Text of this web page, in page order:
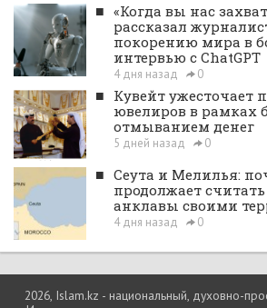
■ «Когда вы нас
рассказал
покорению мира в
интервью с ChatGPT
4 дня назад 0
■ Кувейт ужесточает
ювелиров в рамках
отмыванием денег
5 дней назад 0
■ Сеута и Мелилья:
продолжает
анклавы своими
4 дня назад 0
2026, Islam.kz - национальный, духовно-